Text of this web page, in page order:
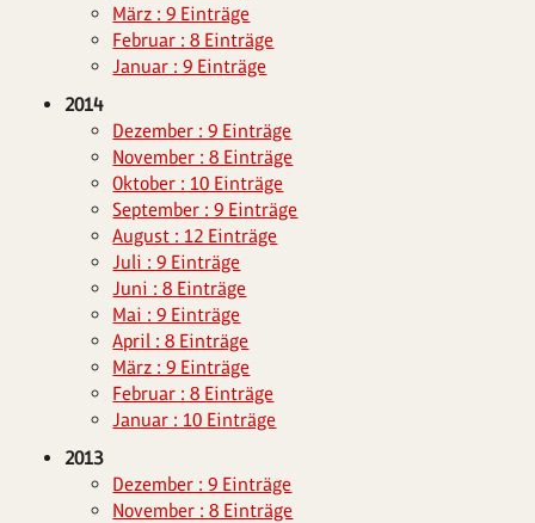
März : 9 Einträge
Februar : 8 Einträge
Januar : 9 Einträge
2014
Dezember : 9 Einträge
November : 8 Einträge
Oktober : 10 Einträge
September : 9 Einträge
August : 12 Einträge
Juli : 9 Einträge
Juni : 8 Einträge
Mai : 9 Einträge
April : 8 Einträge
März : 9 Einträge
Februar : 8 Einträge
Januar : 10 Einträge
2013
Dezember : 9 Einträge
November : 8 Einträge